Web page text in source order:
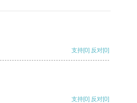
支持[0] 反对[0]
支持[0] 反对[0]